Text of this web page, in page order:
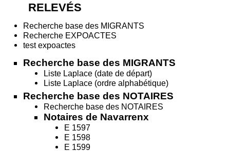
RELEVÉS
Recherche base des MIGRANTS
Recherche EXPOACTES
test expoactes
Recherche base des MIGRANTS
Liste Laplace (date de départ)
Liste Laplace (ordre alphabétique)
Recherche base des NOTAIRES
Recherche base des NOTAIRES
Notaires de Navarrenx
E 1597
E 1598
E 1599